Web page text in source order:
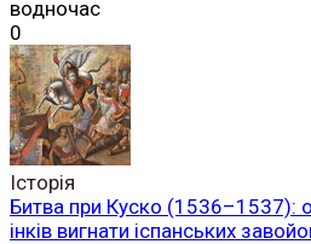
водночас
0
Історія
Битва при Куско (1536–1537):
інків вигнати іспанських